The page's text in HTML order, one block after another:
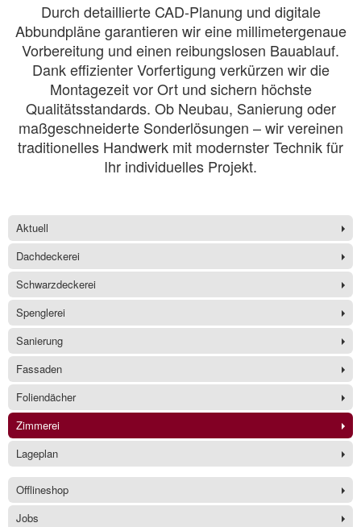
Durch detaillierte CAD-Planung und digitale
Abbundpläne garantieren wir eine millimetergenaue
Vorbereitung und einen reibungslosen Bauablauf.
Dank effizienter Vorfertigung verkürzen wir die
Montagezeit vor Ort und sichern höchste
Qualitätsstandards. Ob Neubau, Sanierung oder
maßgeschneiderte Sonderlösungen – wir vereinen
traditionelles Handwerk mit modernster Technik für
Ihr individuelles Projekt.
Aktuell
Dachdeckerei
Schwarzdeckerei
Spenglerei
Sanierung
Fassaden
Foliendächer
Zimmerei
Lageplan
Offlineshop
Jobs